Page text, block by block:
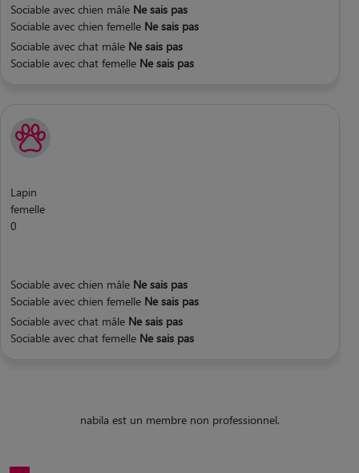
Sociable avec chien mâle Ne sais pas
Sociable avec chien femelle Ne sais pas
Sociable avec chat mâle Ne sais pas
Sociable avec chat femelle Ne sais pas
Lapin
femelle
0
Sociable avec chien mâle Ne sais pas
Sociable avec chien femelle Ne sais pas
Sociable avec chat mâle Ne sais pas
Sociable avec chat femelle Ne sais pas
nabila est un membre non professionnel.